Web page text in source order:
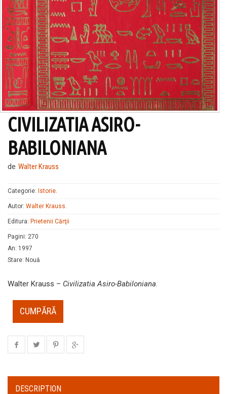
CIVILIZATIA ASIRO-
BABILONIANA
de Walter Krauss
Categorie: Istorie
Autor: Walter Krauss
Editura: Prietenii Cărţii
Pagini: 270
An: 1997
Stare: Nouă
Walter Krauss – Civilizatia Asiro-Babiloniana
CUMPĂRĂ
DESCRIPTION